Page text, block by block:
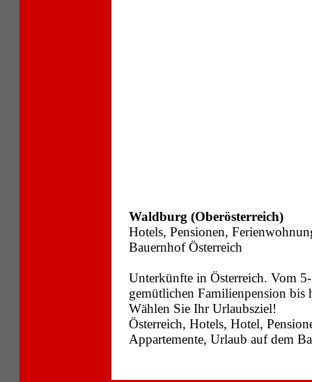
Waldburg (Oberösterreich)
Hotels, Pensionen,
Bauernhof Österreich
Unterkünfte in Österreich. Vom
gemütlichen Familienpension
Wählen Sie Ihr Urlaubsziel!
Österreich, Hotels, Hotel,
Appartemente, Urlaub auf dem